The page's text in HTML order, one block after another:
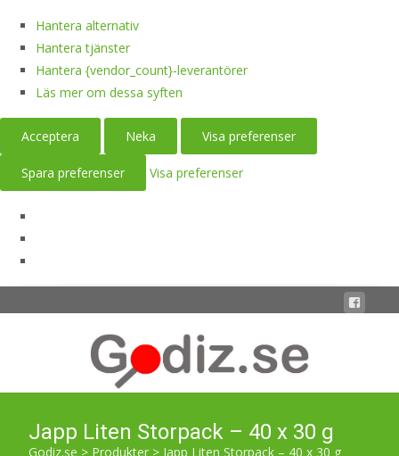
Hantera alternativ
Hantera tjänster
Hantera {vendor_count}-leverantörer
Läs mer om dessa syften
Acceptera Neka Visa preferenser
Spara preferenser Visa preferenser
Japp Liten Storpack – 40 x 30 g
Godiz.se > Produkter > Japp Liten Storpack – 40 x 30 g